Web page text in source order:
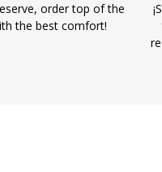
order top of the
the best comfort!